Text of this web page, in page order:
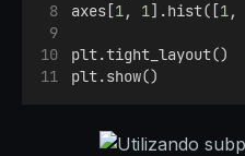
axes[1, 1].hist([1,
plt.tight_layout()
plt.show()